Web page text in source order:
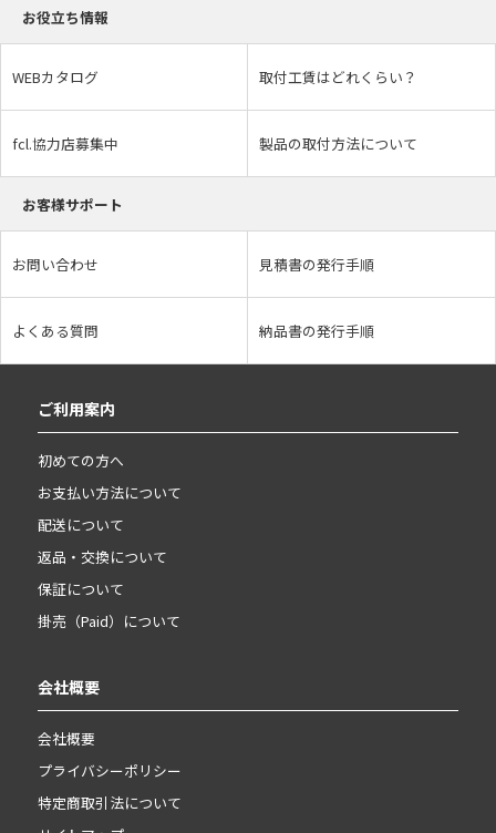
お役立ち情報
WEBカタログ 取付工賃はどれくらい？
fcl.協力店募集中 製品の取付方法について
お客様サポート
お問い合わせ 見積書の発行手順
よくある質問 納品書の発行手順
ご利用案内
初めての方へ
お支払い方法について
配送について
返品・交換について
保証について
掛売（Paid）について
会社概要
会社概要
プライバシーポリシー
特定商取引法について